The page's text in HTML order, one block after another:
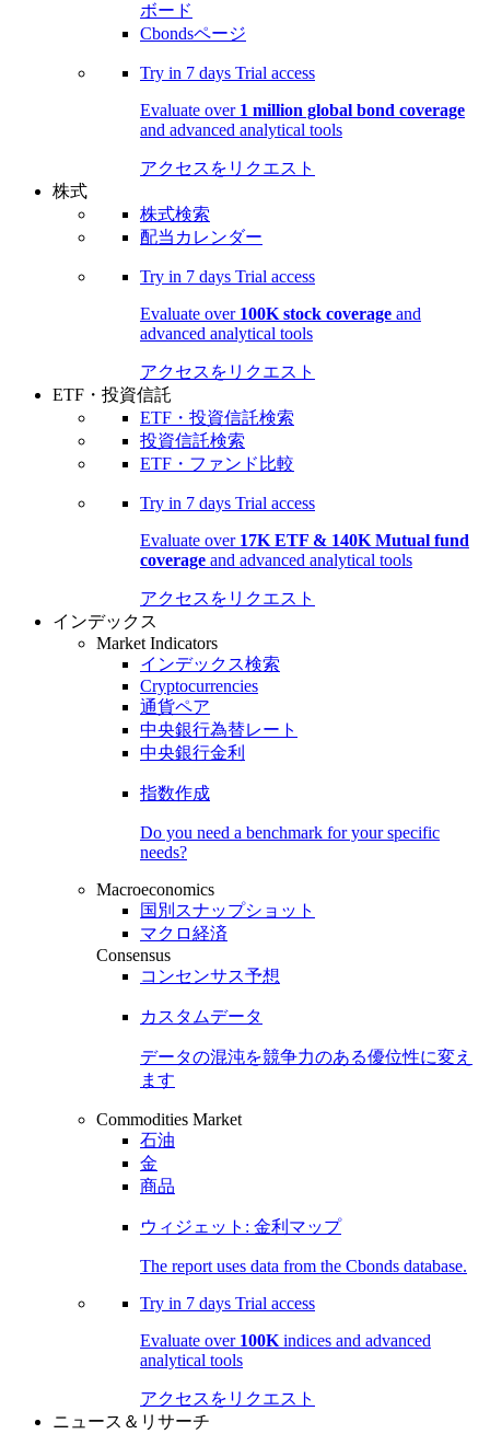
ボード
Cbondsページ
Try in 7 days Trial access
Evaluate over 1 million global bond coverage
and advanced analytical tools
アクセスをリクエスト
株式
株式検索
配当カレンダー
Try in 7 days Trial access
Evaluate over 100K stock coverage and
advanced analytical tools
アクセスをリクエスト
ETF・投資信託
ETF・投資信託検索
投資信託検索
ETF・ファンド比較
Try in 7 days Trial access
Evaluate over 17K ETF & 140K Mutual fund
coverage and advanced analytical tools
アクセスをリクエスト
インデックス
Market Indicators
インデックス検索
Cryptocurrencies
通貨ペア
中央銀行為替レート
中央銀行金利
指数作成
Do you need a benchmark for your specific
needs?
Macroeconomics
国別スナップショット
マクロ経済
Consensus
コンセンサス予想
カスタムデータ
データの混沌を競争力のある優位性に変え
ます
Commodities Market
石油
金
商品
ウィジェット: 金利マップ
The report uses data from the Cbonds database.
Try in 7 days Trial access
Evaluate over 100K indices and advanced
analytical tools
アクセスをリクエスト
ニュース＆リサーチ